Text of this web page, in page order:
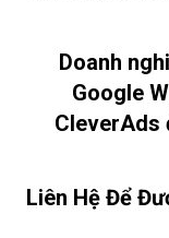
Doanh
Google
CleverAds
Liên Hệ Để